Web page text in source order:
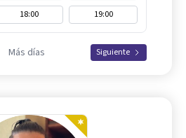
18:00 19:00
Más días Siguiente